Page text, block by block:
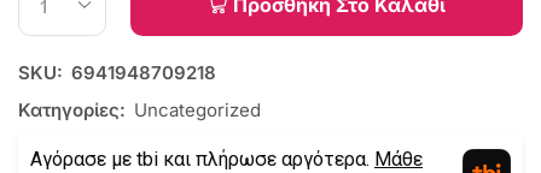
Προσθήκη Στο Καλάθι
SKU: 6941948709218
Κατηγορίες: Uncategorized
Αγόρασε με tbi και πλήρωσε αργότερα. Μάθε